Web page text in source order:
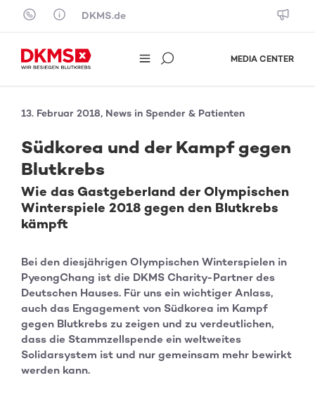
Skip to content
DKMS.de
MEDIA CENTER
13. Februar 2018, News in Spender & Patienten
Südkorea und der Kampf gegen
Blutkrebs
Wie das Gastgeberland der Olympischen
Winterspiele 2018 gegen den Blutkrebs
kämpft
Bei den diesjährigen Olympischen Winterspielen in
PyeongChang ist die DKMS Charity-Partner des
Deutschen Hauses. Für uns ein wichtiger Anlass,
auch das Engagement von Südkorea im Kampf
gegen Blutkrebs zu zeigen und zu verdeutlichen,
dass die Stammzellspende ein weltweites
Solidarsystem ist und nur gemeinsam mehr bewirkt
werden kann.